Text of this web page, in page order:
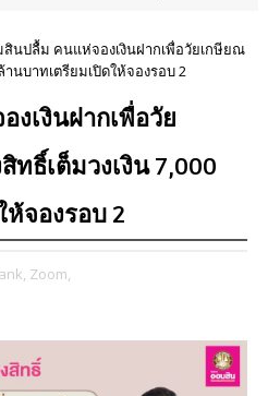
สินปลื้ม คนแห่จองเงินฝากเพื่อวัยเกษียณ
านบาทเตรียมเปิดให้จองรอบ 2
เงินฝากเพื่อวัย
ทธิ์เต็มวงเงิน 7,000
ห้จองรอบ 2
Zoom,